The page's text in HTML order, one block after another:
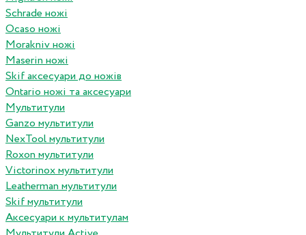
Schrade ножі
Ocaso ножі
Morakniv ножі
Maserin ножі
Skif аксесуари до ножів
Ontario ножі та аксесуари
Мультитули
Ganzo мультитули
NexTool мультитули
Roxon мультитули
Victorinox мультитули
Leatherman мультитули
Skif мультитули
Аксесуари к мультитулам